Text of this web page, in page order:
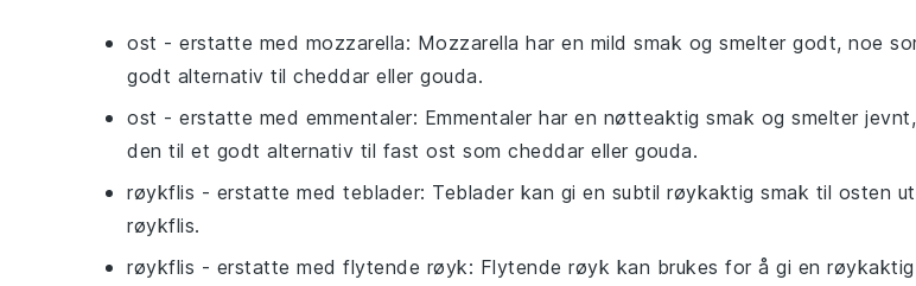
ost - erstatte med mozzarella: Mozzarella har en mild smak og smelter godt, noe
godt alternativ til cheddar eller gouda.
ost - erstatte med emmentaler: Emmentaler har en nøtteaktig smak og smelter
den til et godt alternativ til fast ost som cheddar eller gouda.
røykflis - erstatte med teblader: Teblader kan gi en subtil røykaktig smak til osten
røykflis.
røykflis - erstatte med flytende røyk: Flytende røyk kan brukes for å gi en